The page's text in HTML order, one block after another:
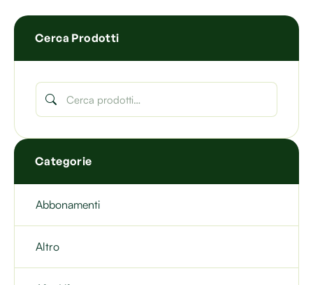
Cerca Prodotti
Categorie
Abbonamenti
Altro